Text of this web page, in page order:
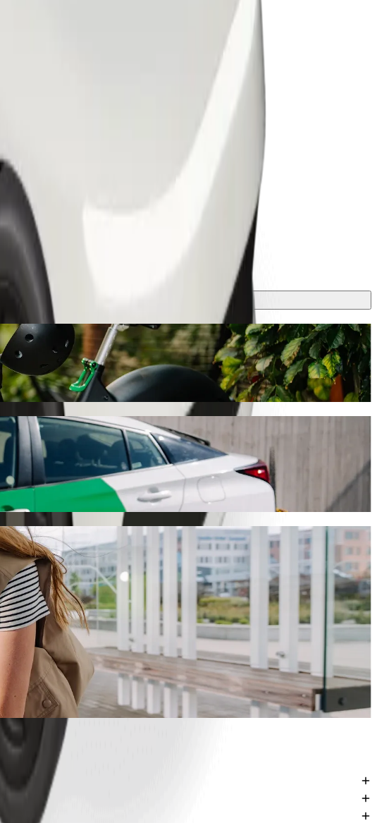
เรียกรถ Bolt
หากใช้ Bolt การเดินทางนี้จะใช้เวลาประมาณ 22 นาที และมีค่าใช้จ่าย
ครื่องไหว
จ่ายประมาณ NGN 3,535.90 NGN